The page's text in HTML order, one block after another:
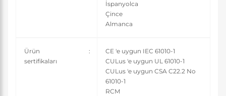
İspanyolca
Çince
Almanca
Ürün
sertifikaları
:
CE 'e uygun IEC 61010-1
CULus 'e uygun UL 61010-1
CULus 'e uygun CSA C22.2 No
61010-1
RCM